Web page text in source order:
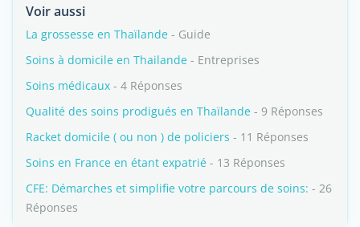
Voir aussi
La grossesse en Thaïlande - Guide
Soins à domicile en Thailande - Entreprises
Soins médicaux - 4 Réponses
Qualité des soins prodigués en Thaïlande - 9 Réponses
Racket domicile ( ou non ) de policiers - 11 Réponses
Soins en France en étant expatrié - 13 Réponses
CFE: Démarches et simplifie votre parcours de soins: - 26
Réponses